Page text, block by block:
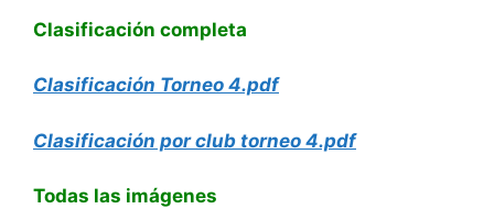
Clasificación completa
Clasificación Torneo 4.pdf
Clasificación por club torneo 4.pdf
Todas las imágenes